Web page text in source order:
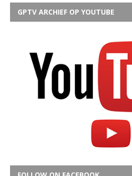
GPTV ARCHIEF OP YOUTUBE